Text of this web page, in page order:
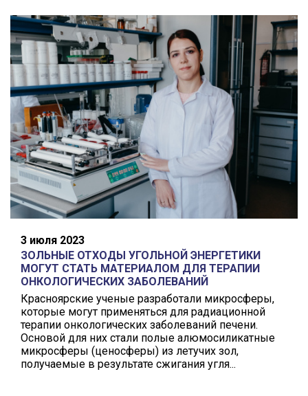
3 июля 2023
ЗОЛЬНЫЕ ОТХОДЫ УГОЛЬНОЙ ЭНЕРГЕТИКИ
МОГУТ СТАТЬ МАТЕРИАЛОМ ДЛЯ ТЕРАПИИ
ОНКОЛОГИЧЕСКИХ ЗАБОЛЕВАНИЙ
Красноярские ученые разработали микросферы,
которые могут применяться для радиационной
терапии онкологических заболеваний печени.
Основой для них стали полые алюмосиликатные
микросферы (ценосферы) из летучих зол,
получаемые в результате сжигания угля...